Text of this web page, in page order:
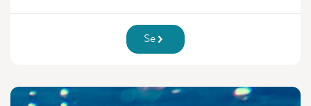
Se